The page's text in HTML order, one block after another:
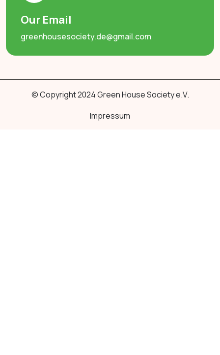
Our Email
greenhousesociety.de@gmail.com
© Copyright 2024 Green House Society e.V.
Impressum